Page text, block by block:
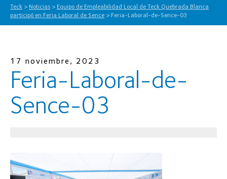
Teck > Noticias > Equipo de Empleabilidad Local de Teck Quebrada Blanca
participó en Feria Laboral de Sence > Feria-Laboral-de-Sence-03
17 noviembre, 2023
Feria-Laboral-de-
Sence-03